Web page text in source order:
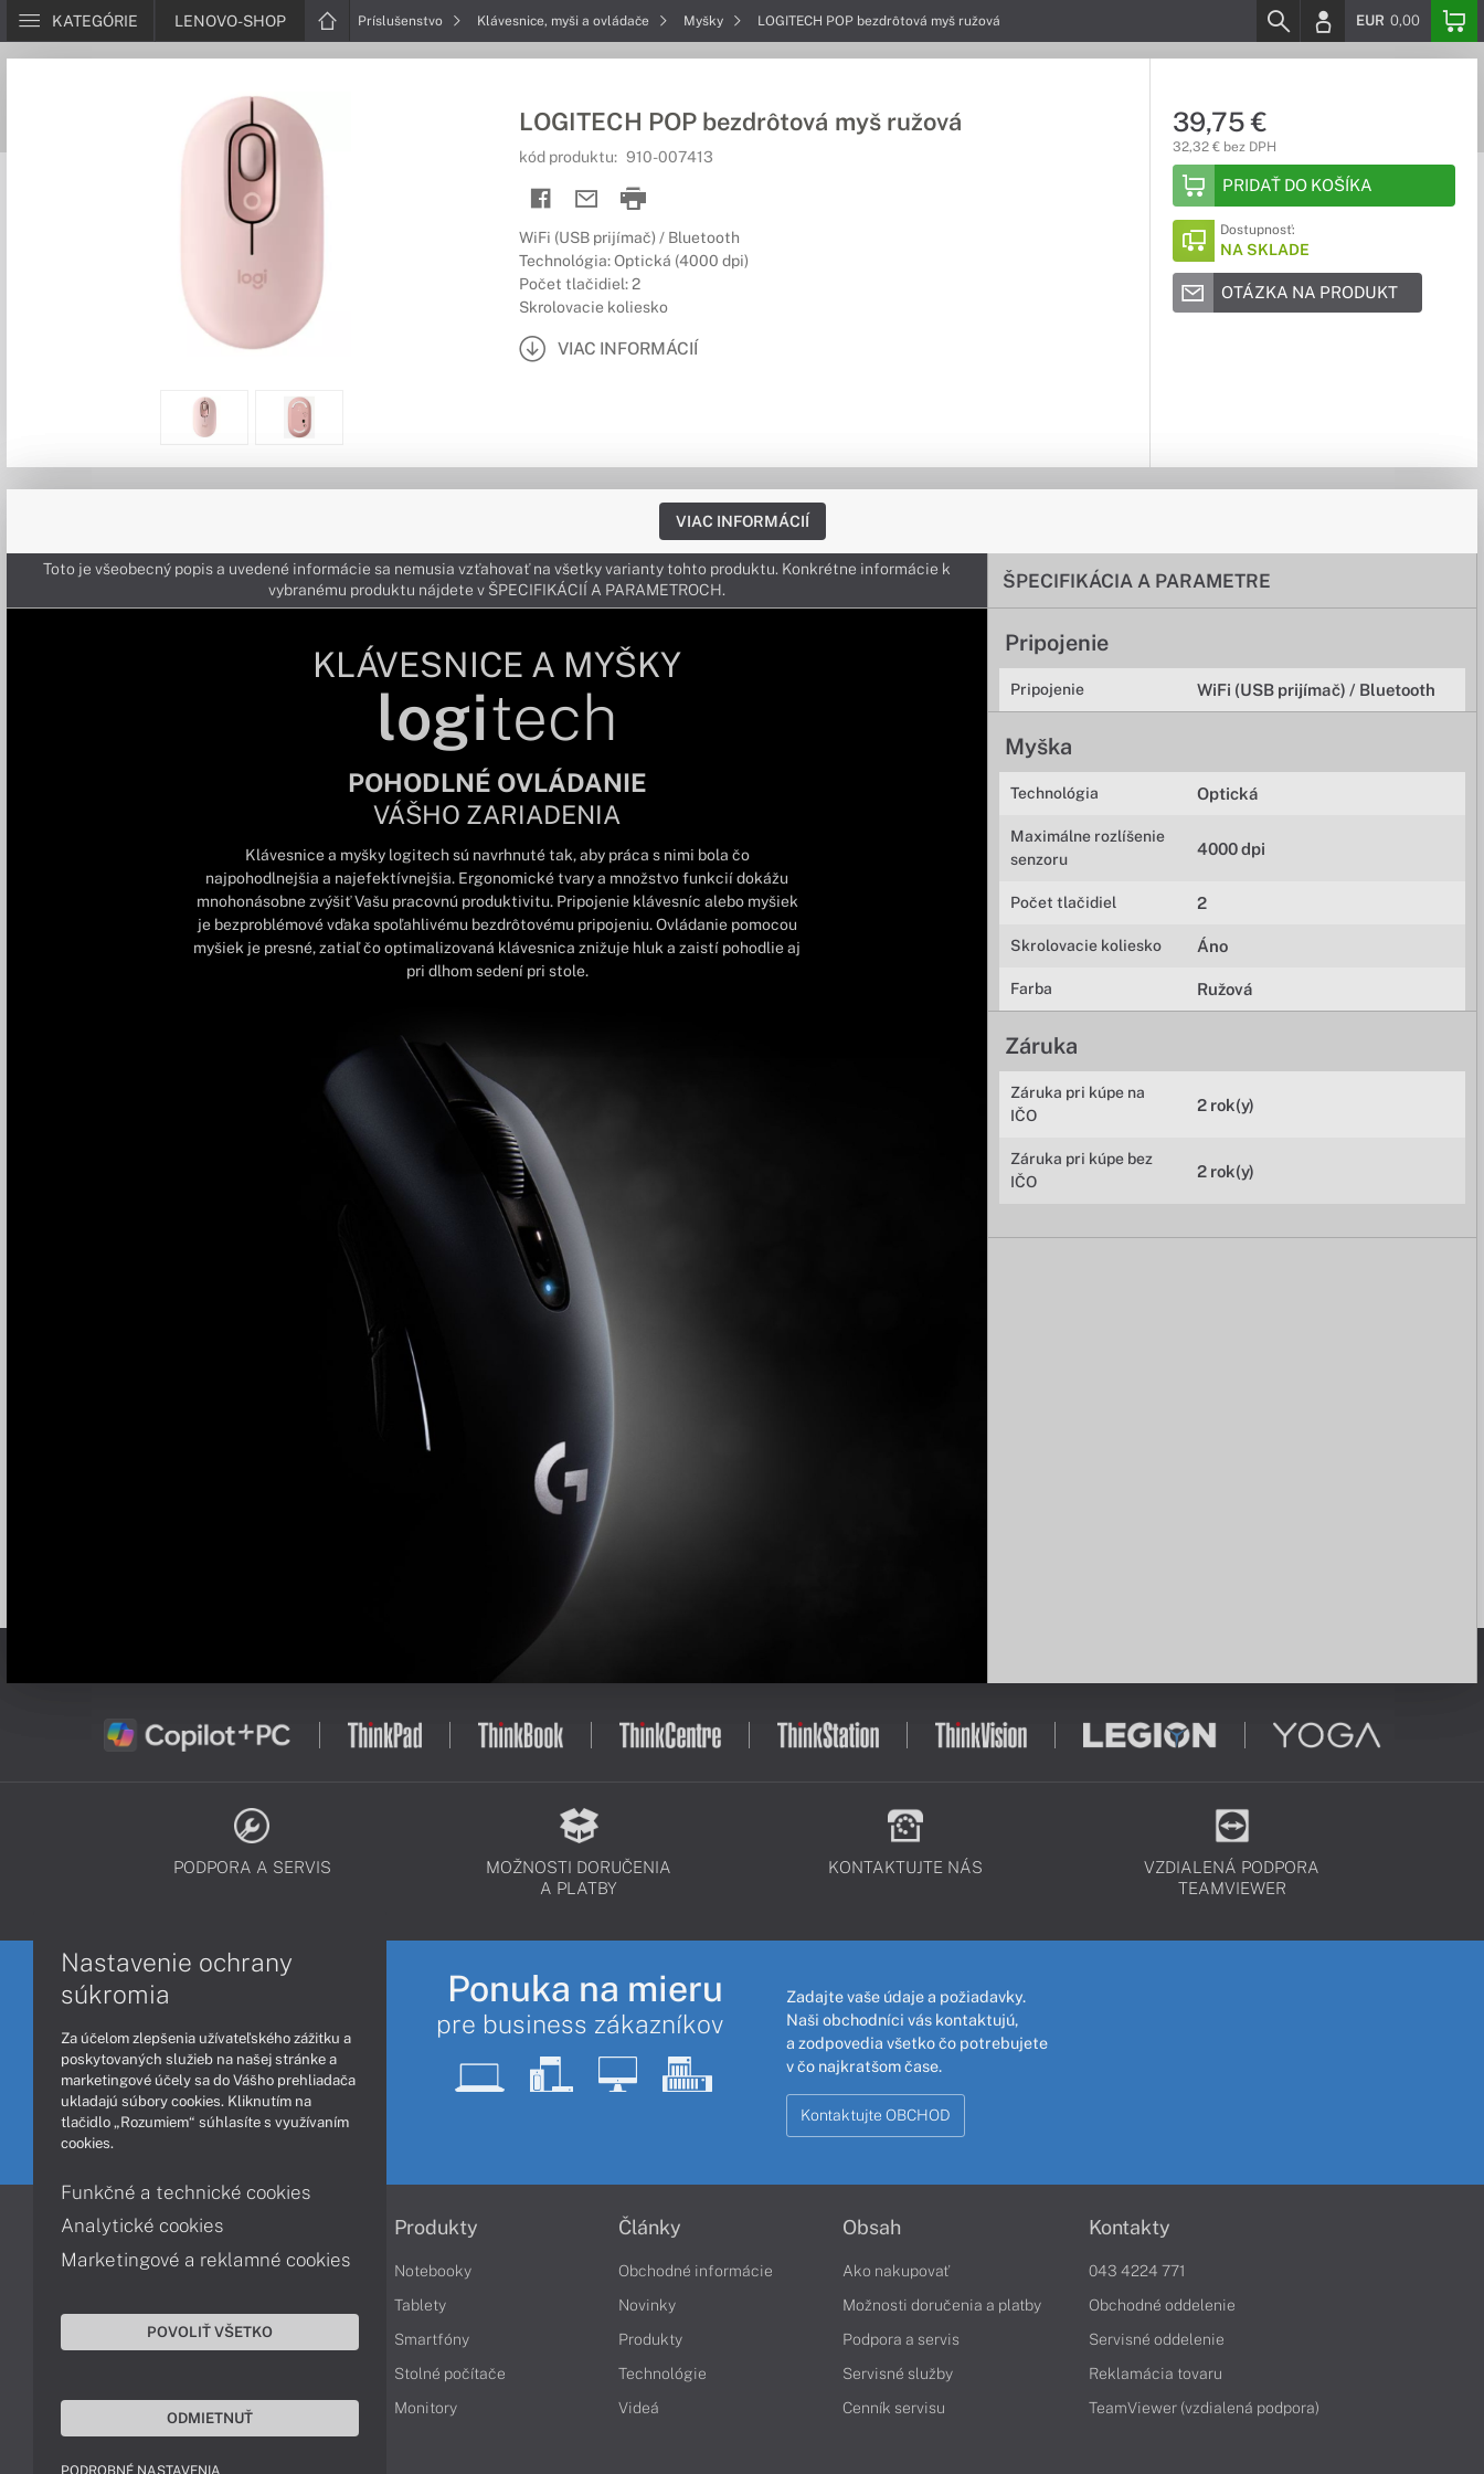
KATEGÓRIE LENOVO-SHOP Príslušenstvo Klávesnice, myši a ovládače Myšky LOGITECH POP bezdrôtová myš ružová EUR 0,00
LOGITECH POP bezdrôtová myš ružová
kód produktu: 910-007413
WiFi (USB prijímač) / Bluetooth
Technológia: Optická (4000 dpi)
Počet tlačidiel: 2
Skrolovacie koliesko
VIAC INFORMÁCIÍ
39,75 €
32,32 € bez DPH
PRIDAŤ DO KOŠÍKA
Dostupnosť:
NA SKLADE
OTÁZKA NA PRODUKT
VIAC INFORMÁCIÍ
ŠPECIFIKÁCIA A PARAMETRE
Pripojenie
Pripojenie WiFi (USB prijímač) / Bluetooth
Myška
Technológia Optická
Maximálne rozlíšenie
senzoru
4000 dpi
Počet tlačidiel 2
Skrolovacie koliesko Áno
Farba Ružová
Záruka
Záruka pri kúpe na
IČO
2 rok(y)
Záruka pri kúpe bez
IČO
2 rok(y)
Toto je všeobecný popis a uvedené informácie sa nemusia vzťahovať na všetky varianty tohto produktu. Konkrétne informácie k
vybranému produktu nájdete v ŠPECIFIKÁCIÍ A PARAMETROCH.
KLÁVESNICE A MYŠKY
logitech
POHODLNÉ OVLÁDANIE
VÁŠHO ZARIADENIA
Klávesnice a myšky logitech sú navrhnuté tak, aby práca s nimi bola čo
najpohodlnejšia a najefektívnejšia. Ergonomické tvary a množstvo funkcií dokážu
mnohonásobne zvýšiť Vašu pracovnú produktivitu. Pripojenie klávesníc alebo myšiek
je bezproblémové vďaka spoľahlivému bezdrôtovému pripojeniu. Ovládanie pomocou
myšiek je presné, zatiaľ čo optimalizovaná klávesnica znižuje hluk a zaistí pohodlie aj
pri dlhom sedení pri stole.
PODPORA A SERVIS
MOŽNOSTI DORUČENIA
A PLATBY
KONTAKTUJTE NÁS
VZDIALENÁ PODPORA
TEAMVIEWER
Ponuka na mieru
pre business zákazníkov
Zadajte vaše údaje a požiadavky.
Naši obchodníci vás kontaktujú,
a zodpovedia všetko čo potrebujete
v čo najkratšom čase.
Kontaktujte OBCHOD
Informácie
Obchodné podmienky
Ochrana osobných údajov
Vyhlásenie o prístupnosti
Cookies
Produkty
Notebooky
Tablety
Smartfóny
Stolné počítače
Monitory
Články
Obchodné informácie
Novinky
Produkty
Technológie
Videá
Obsah
Ako nakupovať
Možnosti doručenia a platby
Podpora a servis
Servisné služby
Cenník servisu
Kontakty
043 4224 771
Obchodné oddelenie
Servisné oddelenie
Reklamácia tovaru
TeamViewer (vzdialená podpora)
Nastavenie ochrany
súkromia
Za účelom zlepšenia užívateľského zážitku a
poskytovaných služieb na našej stránke a
marketingové účely sa do Vášho prehliadača
ukladajú súbory cookies. Kliknutím na
tlačidlo „Rozumiem“ súhlasíte s využívaním
cookies.
Funkčné a technické cookies
Analytické cookies
Marketingové a reklamné cookies
POVOLIŤ VŠETKO
ODMIETNUŤ
PODROBNÉ NASTAVENIA